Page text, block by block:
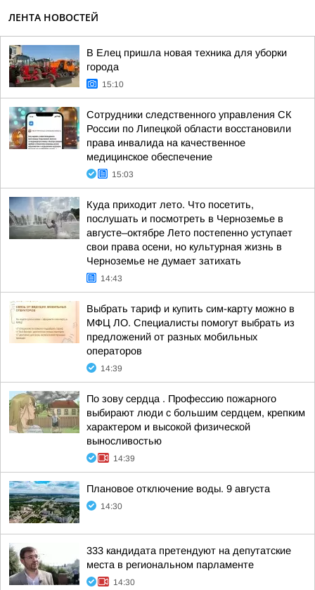
ЛЕНТА НОВОСТЕЙ
В Елец пришла новая техника для уборки
города
15:10
Сотрудники следственного управления СК
России по Липецкой области восстановили
права инвалида на качественное
медицинское обеспечение
15:03
Куда приходит лето. Что посетить,
послушать и посмотреть в Черноземье в
августе–октябре Лето постепенно уступает
свои права осени, но культурная жизнь в
Черноземье не думает затихать
14:43
Выбрать тариф и купить сим-карту можно в
МФЦ ЛО. Специалисты помогут выбрать из
предложений от разных мобильных
операторов
14:39
По зову сердца . Профессию пожарного
выбирают люди с большим сердцем, крепким
характером и высокой физической
выносливостью
14:39
Плановое отключение воды. 9 августа
14:30
333 кандидата претендуют на депутатские
места в региональном парламенте
14:30